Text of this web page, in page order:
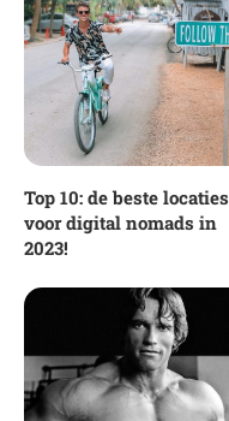
Top 10: de beste locaties
voor digital nomads in
2023!